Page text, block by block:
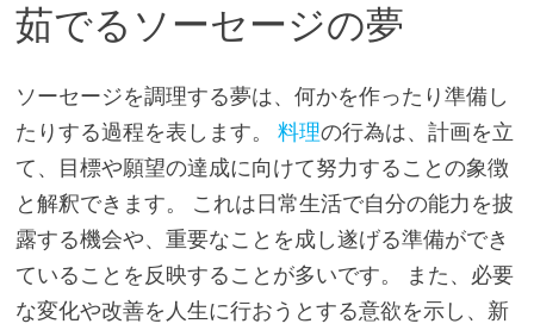
茹でるソーセージの夢
ソーセージを調理する夢は、何かを作ったり準備し
たりする過程を表します。 料理の行為は、計画を立
て、目標や願望の達成に向けて努力することの象徴
と解釈できます。 これは日常生活で自分の能力を披
露する機会や、重要なことを成し遂げる準備ができ
ていることを反映することが多いです。 また、必要
な変化や改善を人生に行おうとする意欲を示し、新